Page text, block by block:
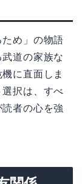
め」の物語
道の家族な
に直面しま
択は、すべ
者の心を強